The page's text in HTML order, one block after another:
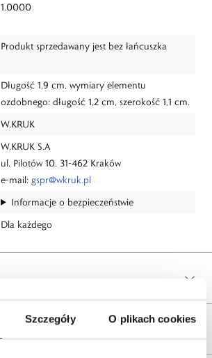
Szczegóły O plikach cookies
1.0000
Produkt sprzedawany jest bez łańcuszka
Długość 1,9 cm, wymiary elementu
ozdobnego: długość 1,2 cm, szerokość 1,1 cm.
W.KRUK
W.KRUK S.A
ul. Pilotów 10, 31-462 Kraków
e-mail: gspr@wkruk.pl
Informacje o bezpieczeństwie
Dla każdego